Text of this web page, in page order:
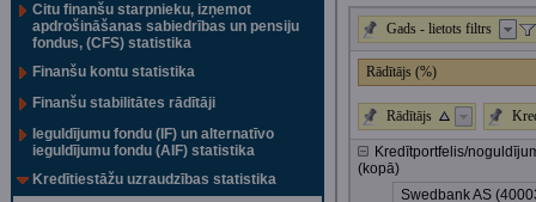
Citu finanšu starpnieku, izņemot
apdrošināšanas sabiedrības un pensiju
fondus, (CFS) statistika
Finanšu kontu statistika
Finanšu stabilitātes rādītāji
Ieguldījumu fondu (IF) un alternatīvo
ieguldījumu fondu (AIF) statistika
Kredītiestāžu uzraudzības statistika
Gads - lietots filtrs
Rādītājs (%)
Rādītājs
Kredītportfelis/
(kopā)
Swedbank AS